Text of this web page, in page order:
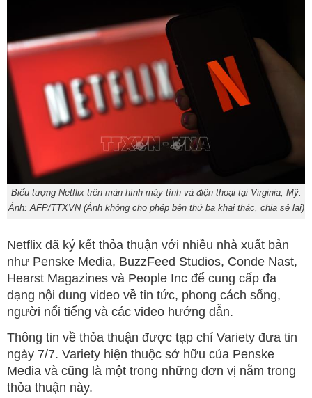
Biểu tượng Netflix trên màn hình máy tính và điện thoại tại Virginia, Mỹ.
Ảnh: AFP/TTXVN (Ảnh không cho phép bên thứ ba khai thác, chia sẻ lại)
Netflix đã ký kết thỏa thuận với nhiều nhà xuất bản
như Penske Media, BuzzFeed Studios, Conde Nast,
Hearst Magazines và People Inc để cung cấp đa
dạng nội dung video về tin tức, phong cách sống,
người nổi tiếng và các video hướng dẫn.
Thông tin về thỏa thuận được tạp chí Variety đưa tin
ngày 7/7. Variety hiện thuộc sở hữu của Penske
Media và cũng là một trong những đơn vị nằm trong
thỏa thuận này.